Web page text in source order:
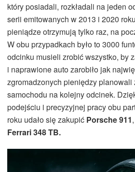
który posiadali, rozkładali na jeden
serii emitowanych w 2013 i 2020
pieniądze otrzymują tylko raz, na
W obu przypadkach było to 3000
odcinku musieli zrobić wszystko, by
i naprawione auto zarobiło jak
zgromadzonych pieniędzy planowali
samochodu na kolejny odcinek.
podejściu i precyzyjnej pracy obu
roku udało się zakupić Porsche 911
Ferrari 348 TB.